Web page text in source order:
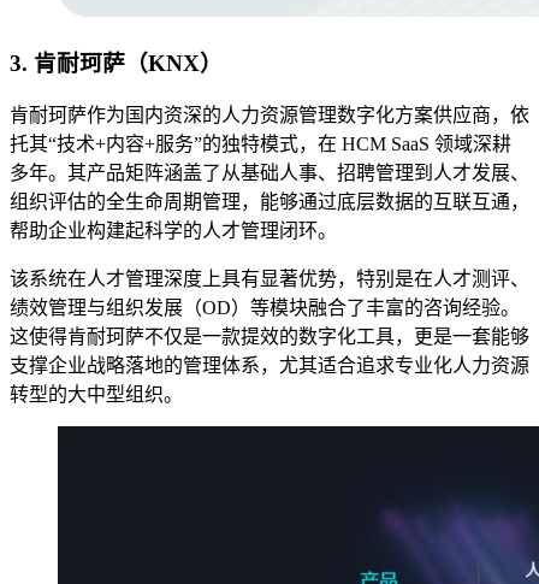
3. 肯耐珂萨（KNX）
肯耐珂萨作为国内资深的人力资源管理数字化方案供应商，依
托其“技术+内容+服务”的独特模式，在 HCM SaaS 领域深耕
多年。其产品矩阵涵盖了从基础人事、招聘管理到人才发展、
组织评估的全生命周期管理，能够通过底层数据的互联互通，
帮助企业构建起科学的人才管理闭环。
该系统在人才管理深度上具有显著优势，特别是在人才测评、
绩效管理与组织发展（OD）等模块融合了丰富的咨询经验。
这使得肯耐珂萨不仅是一款提效的数字化工具，更是一套能够
支撑企业战略落地的管理体系，尤其适合追求专业化人力资源
转型的大中型组织。